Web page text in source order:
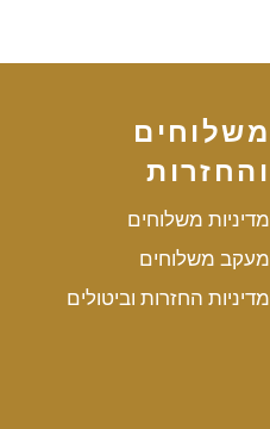
משלוחים
והחזרות
מדיניות משלוחים
מעקב משלוחים
מדיניות החזרות וביטולים